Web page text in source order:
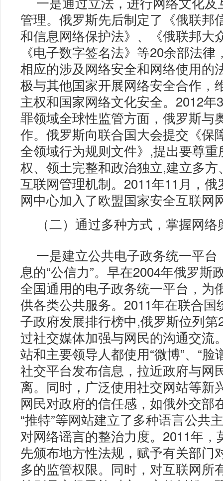
管理。俄罗斯先后制定了《俄联邦
和信息网络保护法》、《俄联邦大
《电子数字签名法》等20余部法律
相应的涉及网络安全和网络使用的
极与其他国家开展网络安全合作，
主权和国家网络文化安全。2012年
罪领域全球性监管方面，俄罗斯与
作。俄罗斯向联合国大会提交《保
全领域行为规则文件》,提出要尊
权、领土完整和政治独立,建立多
互联网管理机制。2011年11月，
网中心加入了欧盟国家安全互联网
（二）通过多种方式，掌握网
一是建立公共电子政务统一平台
息的“公信力”。早在2004年俄罗斯
全国通用的电子政务统一平台，为
供各类公共服务。2011年在联合国
子政府发展排行榜中,俄罗斯位列第
过社交媒体加强与网民的沟通交流
站和主要领导人都使用“微博”、“脸
社交平台发布信息，拉近政府与网
离。同时，广泛使用社交网站等新
网民对政府的信任感，如俄外交部
“推特”等网站建立了多种语言公共
对网络谣言的整治力度。2011年，
先颁布地方性法规，赋予有关部门
多的监管权限。同时，对互联网所